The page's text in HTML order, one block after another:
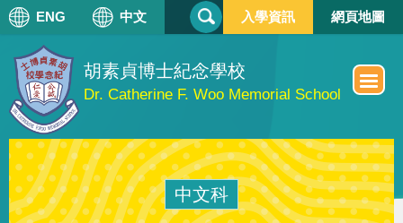
胡素貞博士紀念學校
Dr. Catherine F. Woo Memorial School
ENG 中文 搜
尋
單
入學資訊 網頁地圖
中文科